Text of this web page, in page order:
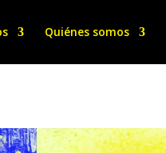
Quiénes somos